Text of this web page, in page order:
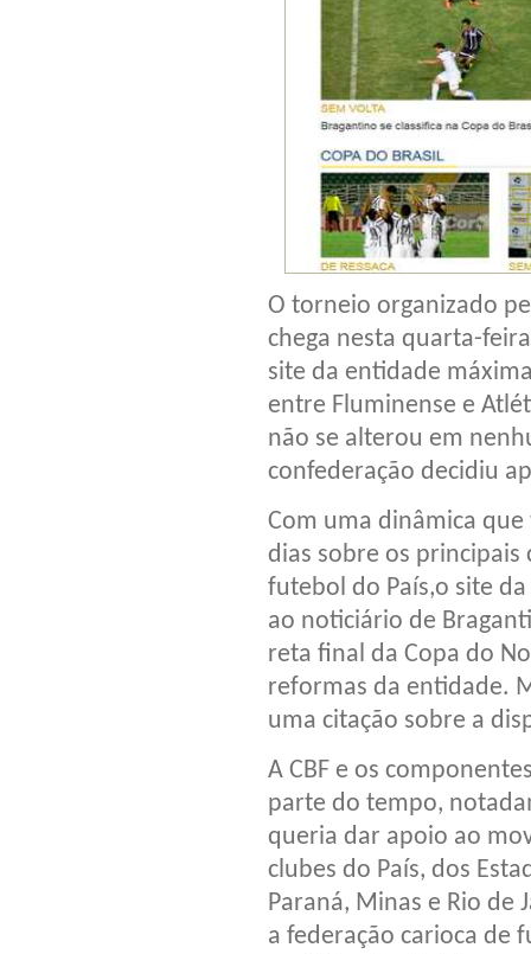
O torneio organizado
chega nesta quarta-
site da entidade
entre Fluminense e
não se alterou em
confederação decidiu
Com uma dinâmica
dias sobre os principais
futebol do País,o site
ao noticiário de
reta final da Copa do
reformas da entidade.
uma citação sobre a
A CBF e os
parte do tempo,
queria dar apoio ao
clubes do País, dos
Paraná, Minas e Rio de
a federação carioca de